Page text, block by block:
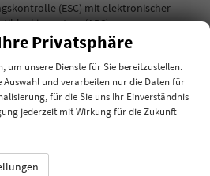
(ESC) mit elektronischer
(ABS),
(MSR), Antriebsschlupfregelung
(EBV), Elektronische
Multikollisionsbremse (MKB)
vorhanden
Sicherheitsgurte vorn, mit
Privatsphäre
um unsere Dienste für Sie bereitzustellen.
und verarbeiten nur die Daten für
für die Sie uns Ihr Einverständnis
jederzeit mit Wirkung für die Zukunft